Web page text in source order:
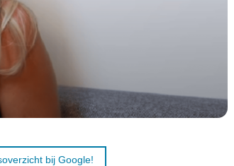
bij Google!